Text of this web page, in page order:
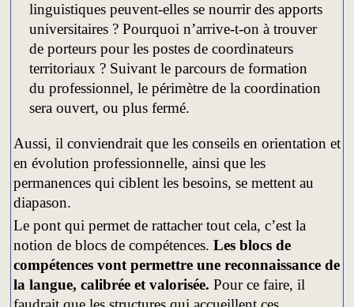
linguistiques peuvent-elles se nourrir des apports
universitaires ? Pourquoi n’arrive-t-on à trouver
de porteurs pour les postes de coordinateurs
territoriaux ? Suivant le parcours de formation
du professionnel, le périmètre de la coordination
sera ouvert, ou plus fermé.
Aussi, il conviendrait que les conseils en orientation et
en évolution professionnelle, ainsi que les
permanences qui ciblent les besoins, se mettent au
diapason.
Le pont qui permet de rattacher tout cela, c’est la
notion de blocs de compétences. Les blocs de
compétences vont permettre une reconnaissance de
la langue, calibrée et valorisée. Pour ce faire, il